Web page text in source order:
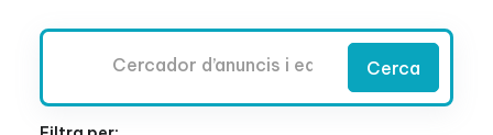
Cerca